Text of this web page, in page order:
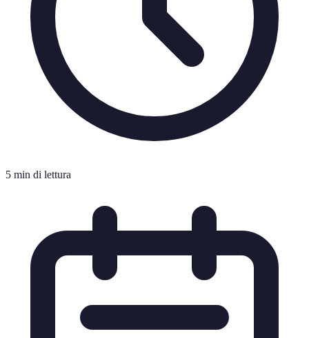
5 min di lettura